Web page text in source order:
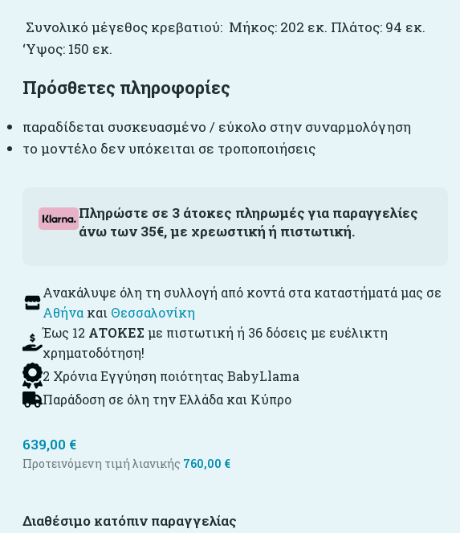
Συνολικό μέγεθος κρεβατιού: Μήκος: 202 εκ. Πλάτος: 94 εκ.
‘Υψος: 150 εκ.
Πρόσθετες πληροφορίες
παραδίδεται συσκευασμένο / εύκολο στην συναρμολόγηση
το μοντέλο δεν υπόκειται σε τροποποιήσεις
Πληρώστε σε 3 άτοκες πληρωμές για παραγγελίες
άνω των 35€, με χρεωστική ή πιστωτική.
Ανακάλυψε όλη τη συλλογή από κοντά στα καταστήματά μας σε
Αθήνακαι Θεσσαλονίκη
Έως 12 ΑΤΟΚΕΣ με πιστωτική ή 36 δόσεις με ευέλικτη
χρηματοδότηση!
2 Χρόνια Εγγύηση ποιότητας BabyLlama
Παράδοση σε όλη την Ελλάδα και Κύπρο
639,00 €
Προτεινόμενη τιμή λιανικής 760,00 €
Διαθέσιμο κατόπιν παραγγελίας